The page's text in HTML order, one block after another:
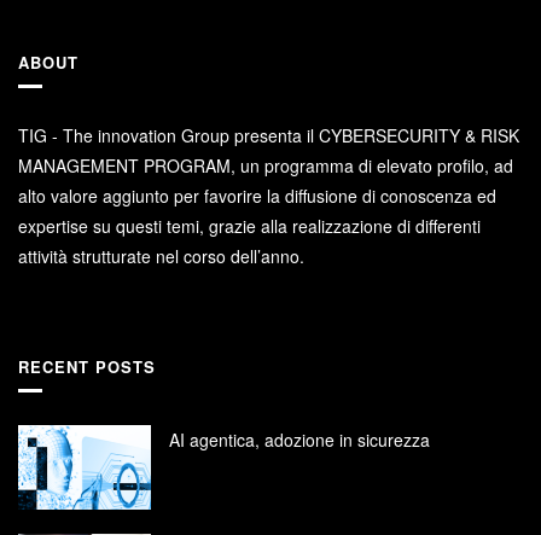
ABOUT
TIG - The innovation Group presenta il CYBERSECURITY & RISK
MANAGEMENT PROGRAM, un programma di elevato profilo, ad
alto valore aggiunto per favorire la diffusione di conoscenza ed
expertise su questi temi, grazie alla realizzazione di differenti
attività strutturate nel corso dell’anno.
RECENT POSTS
AI agentica, adozione in sicurezza